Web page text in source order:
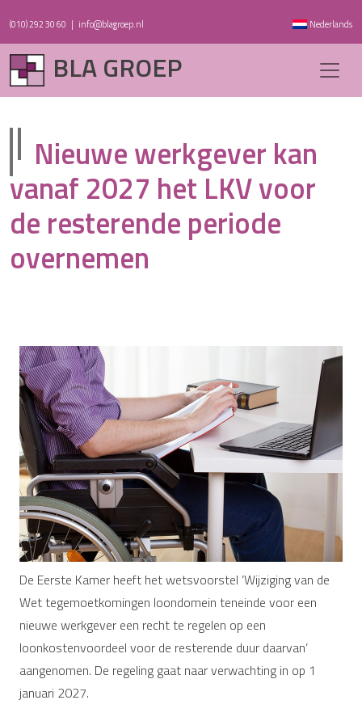
(010) 292 30 60 | info@blagroep.nl Nederlands
BLA GROEP
Nieuwe werkgever kan
vanaf 2027 het LKV voor
de resterende periode
overnemen
De Eerste Kamer heeft het wetsvoorstel ‘Wijziging van de
Wet tegemoetkomingen loondomein teneinde voor een
nieuwe werkgever een recht te regelen op een
loonkostenvoordeel voor de resterende duur daarvan’
aangenomen. De regeling gaat naar verwachting in op 1
januari 2027.